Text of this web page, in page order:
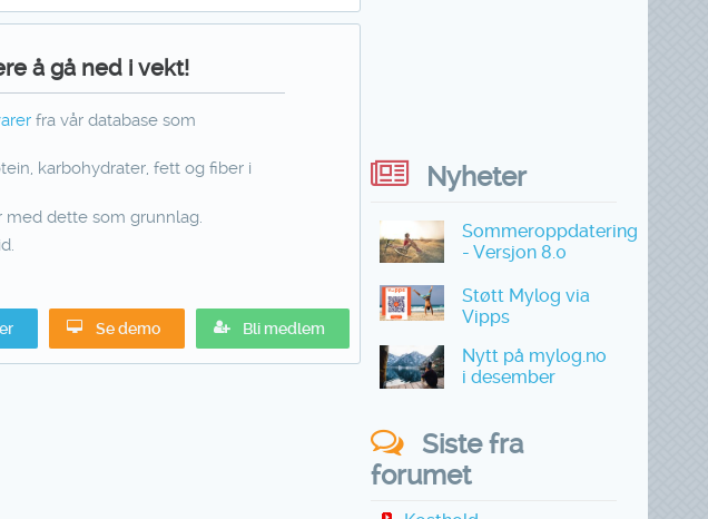
å gå ned i vekt!
fra vår database som
karbohydrater, fett og fiber i
dette som grunnlag.
Bli medlem
Se demo
Nyheter
Sommeroppdatering
- Versjon 8.0
Støtt Mylog via
Vipps
Nytt på mylog.no
i desember
Siste fra
forumet